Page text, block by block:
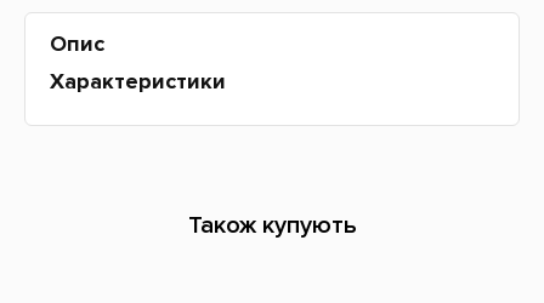
Опис
Характеристики
Також купують